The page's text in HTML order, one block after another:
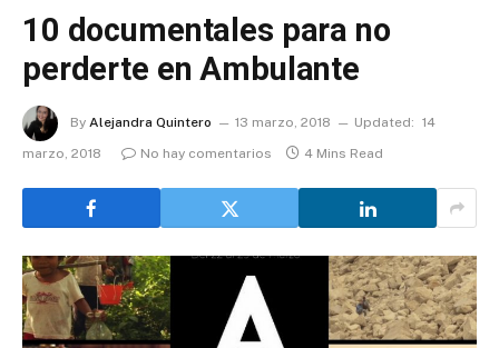
10 documentales para no
perderte en Ambulante
By Alejandra Quintero 13 marzo, 2018 Updated: 14
marzo, 2018
No hay comentarios 4 Mins Read